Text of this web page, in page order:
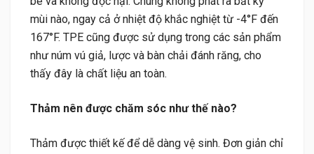
mùi nào, ngay cả ở nhiệt độ khắc nghiệt từ -4°F đến
167°F. TPE cũng được sử dụng trong các sản phẩm
như núm vú giả, lược và bàn chải đánh răng, cho
thấy đây là chất liệu an toàn.
Thảm nên được chăm sóc như thế nào?
Thảm được thiết kế để dễ dàng vệ sinh. Đơn giản chỉ